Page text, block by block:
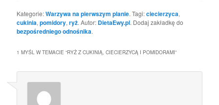
Kategorie:Warzywa na pierwszym planie. Tagi:ciecierzyca,
cukinia,pomidory,ryż. Autor: DietaEwy.pl. Dodaj zakładkę do
bezpośredniego odnośnika.
1 MYŚL W TEMACIE “RYŻ Z CUKINIĄ, CIECIERZYCĄ I POMIDORAMI”